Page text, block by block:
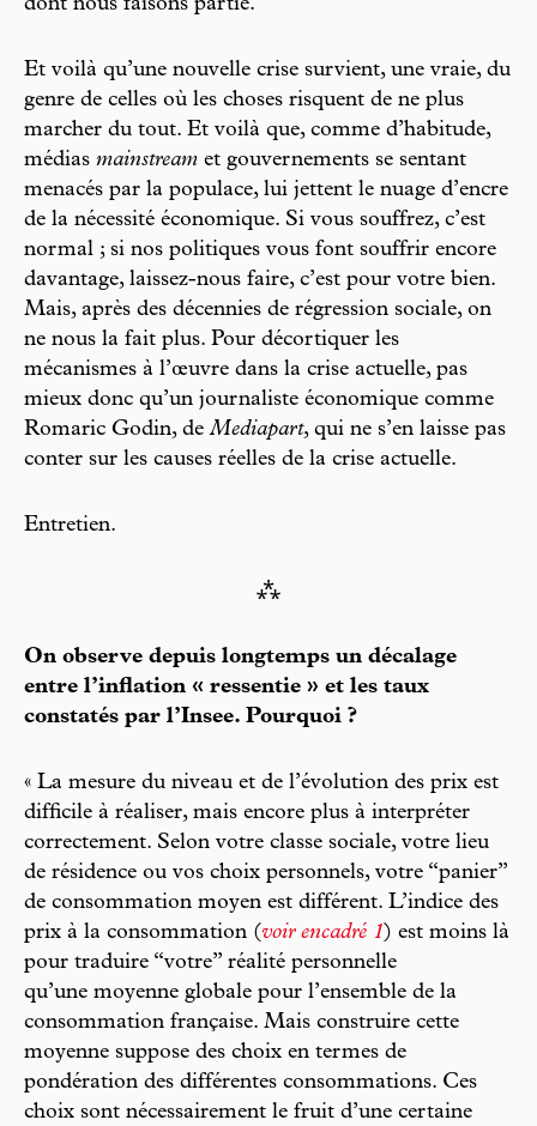
dont nous faisons partie.
Et voilà qu’une nouvelle crise survient, une vraie, du
genre de celles où les choses risquent de ne plus
marcher du tout. Et voilà que, comme d’habitude,
médias ­ mainstream et gouvernements se sentant
menacés par la populace, lui jettent le nuage d’encre
de la nécessité économique. Si vous souffrez, c’est
normal ; si nos politiques vous font souffrir encore
davantage, laissez-nous faire, c’est pour votre bien.
Mais, après des décennies de régression sociale, on
ne nous la fait plus. Pour décortiquer les
mécanismes à l’œuvre dans la crise actuelle, pas
mieux donc qu’un journaliste économique comme
Romaric Godin, deMediapart, qui ne s’en laisse pas
conter sur les causes réelles de la crise actuelle.
Entretien.
⁂
On observe depuis longtemps un décalage
entre l’inflation « ressentie » et les taux
constatés par l’Insee. Pourquoi ?
« La mesure du niveau et de l’évolution des prix est
difficile à réaliser, mais encore plus à interpréter
correctement. Selon votre classe sociale, votre lieu
de résidence ou vos choix personnels, votre “panier”
de consommation moyen est différent. L’indice des
prix à la consommation (voir encadré 1) est moins là
pour traduire “votre” réalité personnelle
qu’une moyenne globale pour l’ensemble de la
consommation française. Mais construire cette
moyenne suppose des choix en termes de
pondération des différentes consommations. Ces
choix sont nécessairement le fruit d’une certaine